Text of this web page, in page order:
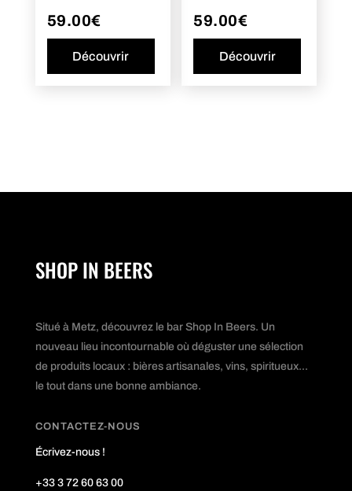
59.00€
Découvrir
59.00€
Découvrir
SHOP IN BEERS
Situé à Metz, découvrez le bar Shop In Beers. Un
nouveau lieu incontournable où déguster une sélection
de produits locaux : bières artisanales, vins, spiritueux...
le tout dans une bonne ambiance.
CONTACTEZ-NOUS
Écrivez-nous !
+33 3 72 60 63 00